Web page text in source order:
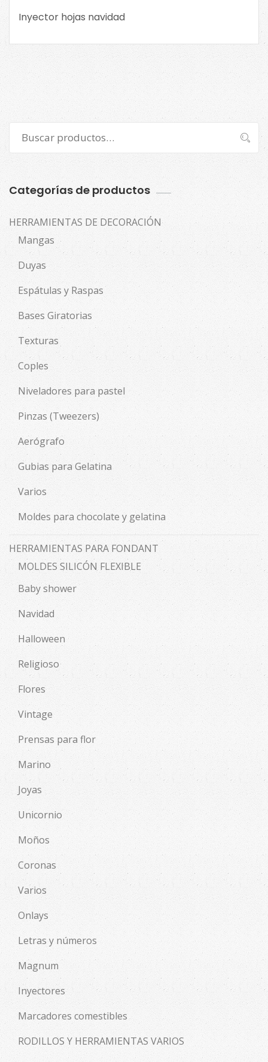
Inyector hojas navidad
por:
Buscar
Categorías de productos
HERRAMIENTAS DE DECORACIÓN
Mangas
Duyas
Espátulas y Raspas
Bases Giratorias
Texturas
Coples
Niveladores para pastel
Pinzas (Tweezers)
Aerógrafo
Gubias para Gelatina
Varios
Moldes para chocolate y gelatina
HERRAMIENTAS PARA FONDANT
MOLDES SILICÓN FLEXIBLE
Baby shower
Navidad
Halloween
Religioso
Flores
Vintage
Prensas para flor
Marino
Joyas
Unicornio
Moños
Coronas
Varios
Onlays
Letras y números
Magnum
Inyectores
Marcadores comestibles
RODILLOS Y HERRAMIENTAS VARIOS